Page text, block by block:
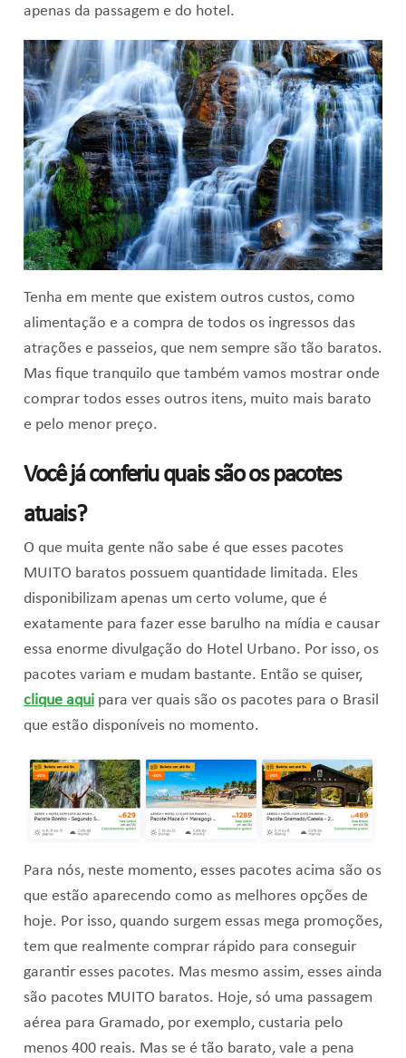
apenas da passagem e do hotel.
Tenha em mente que existem outros custos, como
alimentação e a compra de todos os ingressos das
atrações e passeios, que nem sempre são tão baratos.
Mas fique tranquilo que também vamos mostrar onde
comprar todos esses outros itens, muito mais barato
e pelo menor preço.
Você já conferiu quais são os pacotes
atuais?
O que muita gente não sabe é que esses pacotes
MUITO baratos possuem quantidade limitada. Eles
disponibilizam apenas um certo volume, que é
exatamente para fazer esse barulho na mídia e causar
essa enorme divulgação do Hotel Urbano. Por isso, os
pacotes variam e mudam bastante. Então se quiser,
clique aquipara ver quais são os pacotes para o Brasil
que estão disponíveis no momento.
Para nós, neste momento, esses pacotes acima são os
que estão aparecendo como as melhores opções de
hoje. Por isso, quando surgem essas mega promoções,
tem que realmente comprar rápido para conseguir
garantir esses pacotes. Mas mesmo assim, esses ainda
são pacotes MUITO baratos. Hoje, só uma passagem
aérea para Gramado, por exemplo, custaria pelo
menos 400 reais. Mas se é tão barato, vale a pena